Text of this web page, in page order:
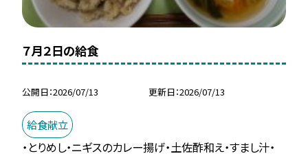
７月２日の給食
公開日 2026/07/13 更新日 2026/07/13
給食献立
・とりめし・ニギスのカレー揚げ・土佐酢和え・すまし汁・